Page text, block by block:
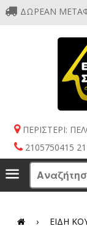
ΔΩΡΕΑΝ
ΠΕΡΙΣΤΕΡΙ:
2105750415
Menu
› ΕΙΔΗ